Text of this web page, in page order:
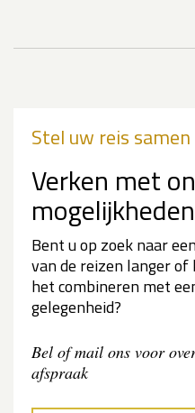
Stel uw reis samen
Verken met
mogelijkheden
Bent u op zoek naar
van de reizen langer
het combineren met
gelegenheid?
Bel of mail ons voor
afspraak